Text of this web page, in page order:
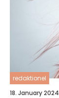
redaktionel
18. January 2024